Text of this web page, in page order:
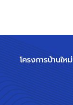
โครงการบ้านใหม่